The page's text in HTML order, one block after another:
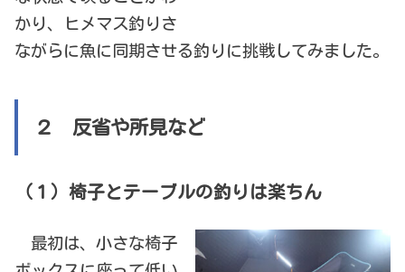
かり、ヒメマス釣りさ
ながらに魚に同期させる釣りに挑戦してみました。
２ 反省や所見など
（１）椅子とテーブルの釣りは楽ちん
最初は、小さな椅子